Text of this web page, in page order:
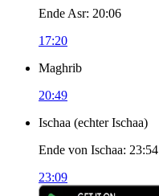
Ende Asr: 20:06
17:20
Maghrib
20:49
Ischaa (echter Ischaa)
Ende von Ischaa: 23:54
23:09